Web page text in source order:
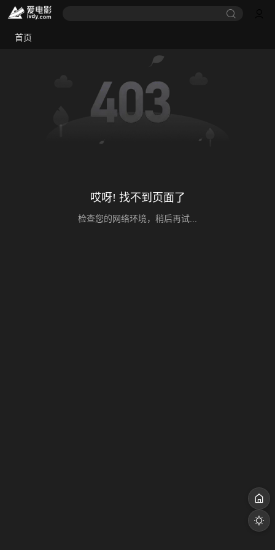
首页
哎呀! 找不到页面了
检查您的网络环境，稍后再试...